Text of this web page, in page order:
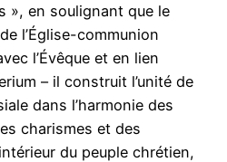
», en soulignant que le
l’Église-communion
l’Évêque et en lien
– il construit l’unité de
dans l’harmonie des
charismes et des
du peuple chrétien,